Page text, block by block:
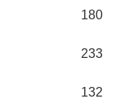
180
233
132